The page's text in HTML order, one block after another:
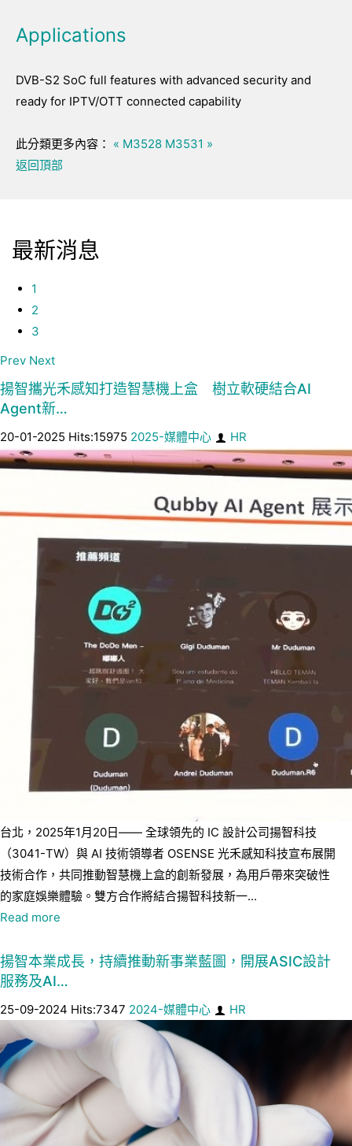
Applications
DVB-S2 SoC full features with advanced security and
ready for IPTV/OTT connected capability
此分類更多內容： « M3528 M3531 »
返回頂部
最新消息
1
2
3
Prev Next
揚智攜光禾感知打造智慧機上盒 樹立軟硬結合AI
Agent新…
20-01-2025 Hits:15975 2025-媒體中心 HR
台北，2025年1月20日—— 全球領先的 IC 設計公司揚智科技
（3041-TW）與 AI 技術領導者 OSENSE 光禾感知科技宣布展開
技術合作，共同推動智慧機上盒的創新發展，為用戶帶來突破性
的家庭娛樂體驗。雙方合作將結合揚智科技新一...
Read more
揚智本業成長，持續推動新事業藍圖，開展ASIC設計
服務及AI…
25-09-2024 Hits:7347 2024-媒體中心 HR